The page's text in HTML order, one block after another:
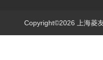
Copyright©2026 上海菱